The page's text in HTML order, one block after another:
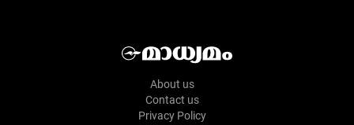
About us
Contact us
Privacy Policy